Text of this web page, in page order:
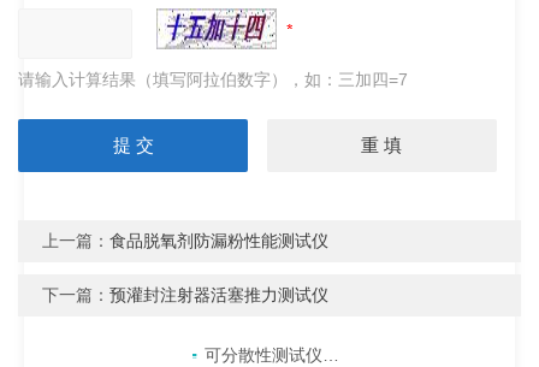
请输入计算结果（填写阿拉伯数字），如：三加四=7
上一篇：食品脱氧剂防漏粉性能测试仪
下一篇：预灌封注射器活塞推力测试仪
相关文章 可分散性测试仪选购关键技术条件